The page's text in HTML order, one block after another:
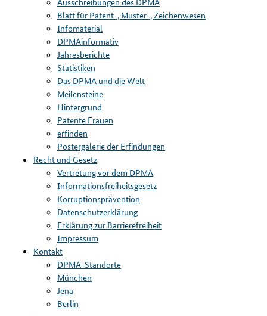
Blatt für Patent-, Muster-, Zeichenwesen
Infomaterial
DPMAinformativ
Jahresberichte
Statistiken
Das DPMA und die Welt
Meilensteine
Hintergrund
Patente Frauen
erfinden
Postergalerie der Erfindungen
Recht und Gesetz
Vertretung vor dem DPMA
Informationsfreiheitsgesetz
Korruptionsprävention
Datenschutzerklärung
Erklärung zur Barrierefreiheit
Impressum
Kontakt
DPMA-Standorte
München
Jena
Berlin